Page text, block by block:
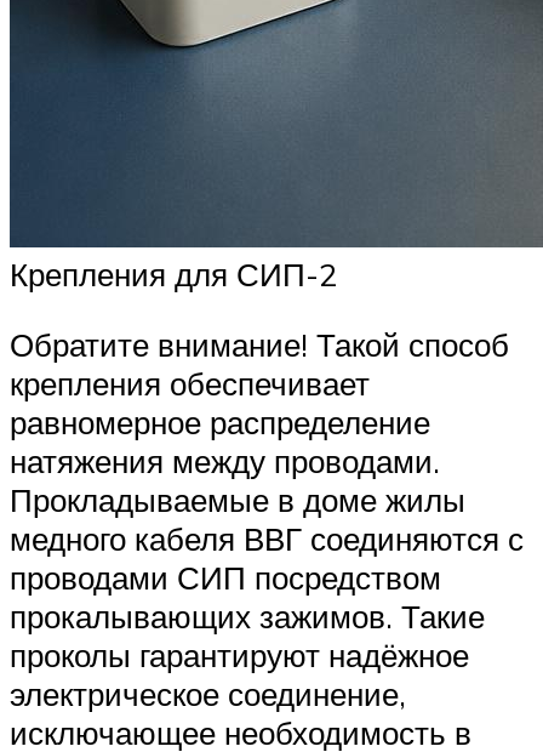
Крепления для СИП-2
Обратите внимание! Такой способ
крепления обеспечивает
равномерное распределение
натяжения между проводами.
Прокладываемые в доме жилы
медного кабеля ВВГ соединяются с
проводами СИП посредством
прокалывающих зажимов. Такие
проколы гарантируют надёжное
электрическое соединение,
исключающее необходимость в